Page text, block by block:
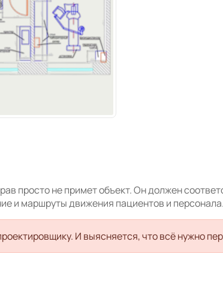
просто не примет объект. Он должен
и маршруты движения пациентов и персонала.
И выясняется, что всё нужно